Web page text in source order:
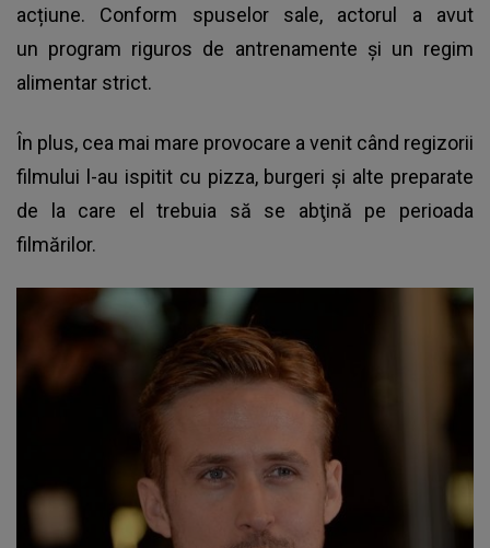
acțiune. Conform spuselor sale, actorul a avut
un program riguros de antrenamente şi un regim
alimentar strict.
În plus, cea mai mare provocare a venit când regizorii
filmului l-au ispitit cu pizza, burgeri şi alte preparate
de la care el trebuia să se abţină pe perioada
filmărilor.